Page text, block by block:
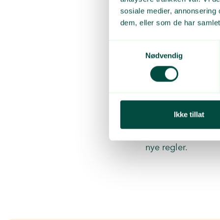
sosiale medier,
dem, eller som de har
Nødvendig
Ikke tillat
I tillegg har vi
Årets første
nyhetsoppslag.
rundt de nye
Det er mange
nye regler.